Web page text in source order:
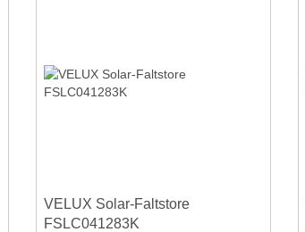
VELUX Solar-Faltstore
FSLC041283K